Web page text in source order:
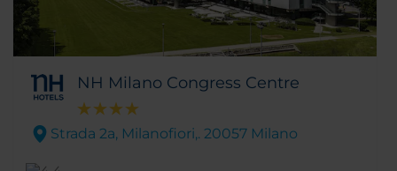
NH Milano Congress Centre
Strada 2a, Milanofiori,. 20057 Milano